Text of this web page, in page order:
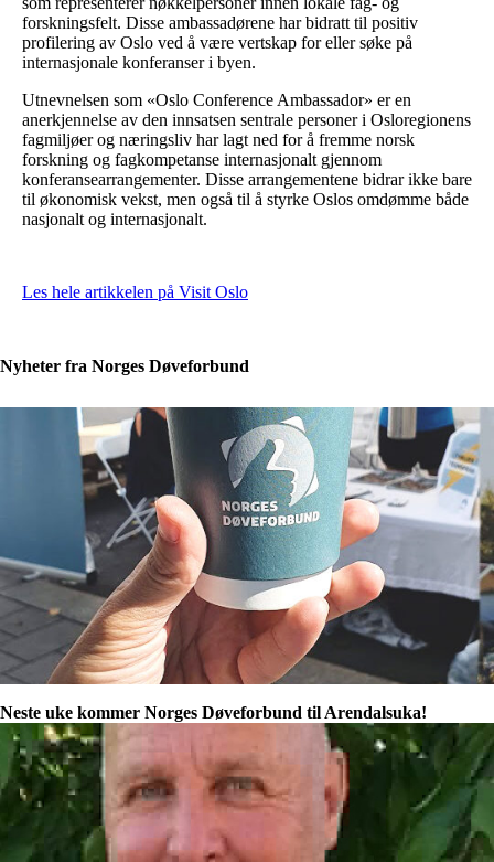
forskningsfelt. Disse ambassadørene har bidratt til positiv
profilering av Oslo ved å være vertskap for eller søke på
internasjonale konferanser i byen.
Utnevnelsen som «Oslo Conference Ambassador» er en
anerkjennelse av den innsatsen sentrale personer i Osloregionens
fagmiljøer og næringsliv har lagt ned for å fremme norsk
forskning og fagkompetanse internasjonalt gjennom
konferansearrangementer. Disse arrangementene bidrar ikke bare
til økonomisk vekst, men også til å styrke Oslos omdømme både
nasjonalt og internasjonalt.
Les hele artikkelen på Visit Oslo
Nyheter fra Norges Døveforbund
Neste uke kommer Norges Døveforbund til Arendalsuka!